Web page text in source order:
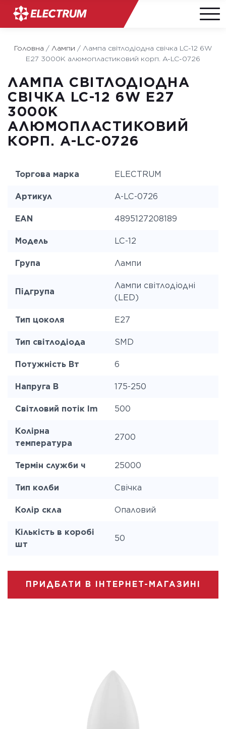
content
Головна / Лампи / Лампа світлодіодна свічка LC-12 6W
E27 3000K алюмопластиковий корп. A-LC-0726
ЛАМПА СВІТЛОДІОДНА
СВІЧКА LC-12 6W E27
3000K
АЛЮМОПЛАСТИКОВИЙ
КОРП. A-LC-0726
Торгова марка ELECTRUM
Артикул A-LC-0726
EAN 4895127208189
Модель LC-12
Група Лампи
Підгрупа
Лампи світлодіодні
(LED)
Тип цоколя E27
Тип світлодіода SMD
Потужність Вт 6
Напруга В 175-250
Світловий потік lm 500
Колірна
температура
2700
Термін служби ч 25000
Тип колби Свічка
Колір скла Опаловий
Кількість в коробі
шт
50
ПРИДБАТИ В ІНТЕРНЕТ-МАГАЗИНІ